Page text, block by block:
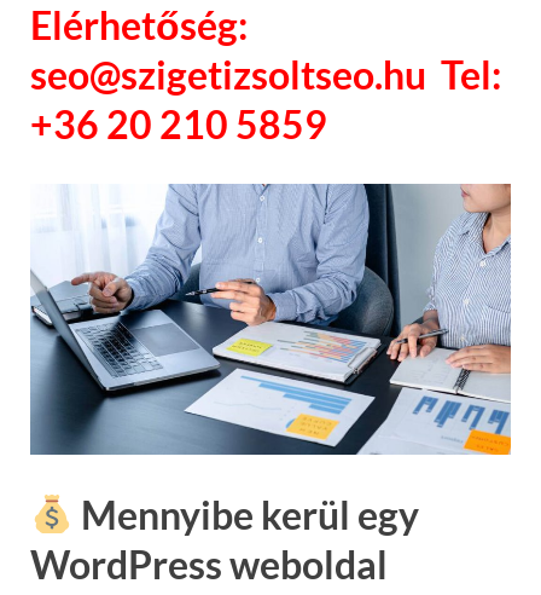
Elérhetőség:
seo@szigetizsoltseo.hu Tel:
+36 20 210 5859
Mennyibe kerül egy
WordPress weboldal